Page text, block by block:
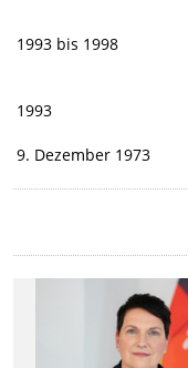
1993 bis 1998
1993
9. Dezember 1973